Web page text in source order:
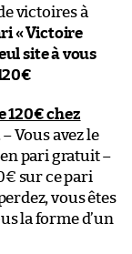
victoires à
« Victoire
site à vous
120€ chez
– Vous avez le
pari gratuit –
sur ce pari
vous êtes
la forme d’un